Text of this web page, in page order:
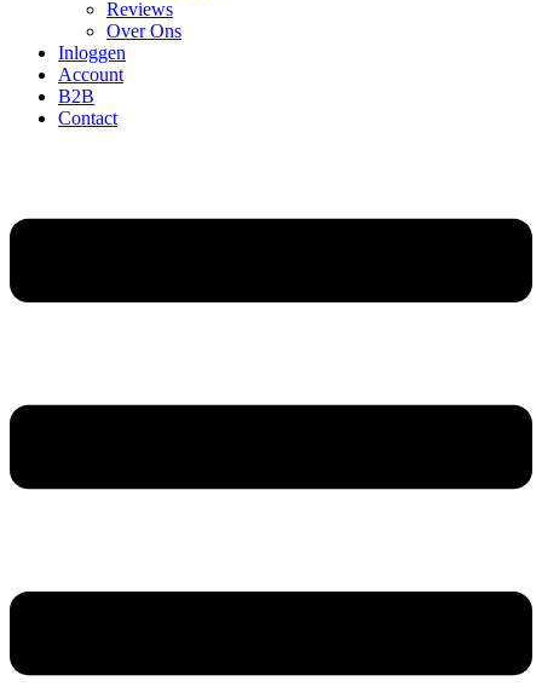
Reviews
Over Ons
Inloggen
Account
B2B
Contact